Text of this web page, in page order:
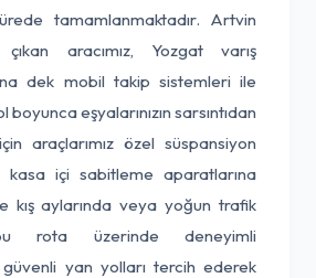
tamamlanmaktadır. Artvin
çıkan aracımız, Yozgat varış
dek mobil takip sistemleri ile
eşyalarınızın sarsıntıdan
araçlarımız özel süspansiyon
kasa içi sabitleme aparatlarına
kış aylarında veya yoğun trafik
rota üzerinde deneyimli
yan yolları tercih ederek